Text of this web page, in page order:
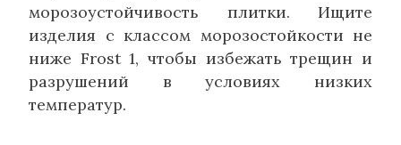
морозоустойчивость плитки. Ищите
изделия с классом морозостойкости не
ниже Frost 1, чтобы избежать трещин и
разрушений в условиях низких
температур.